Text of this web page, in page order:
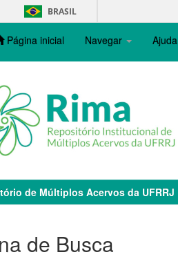
BRASIL
Página inicial Navegar Ajuda
de Múltiplos Acervos da UFRRJ
de Busca